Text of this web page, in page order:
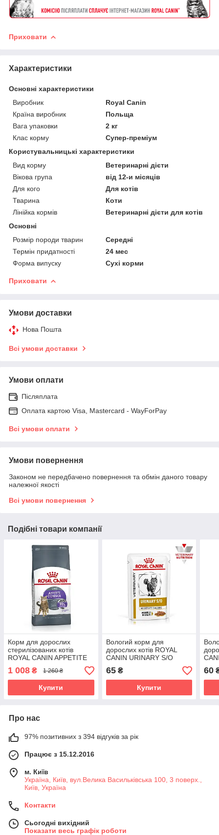
Приховати
Характеристики
Основні характеристики
Виробник
Royal Canin
Країна виробник
Польща
Вага упаковки
2 кг
Клас корму
Супер-преміум
Користувальницькі характеристики
Вид корму
Ветеринарні дієти
Вікова група
від 12-и місяців
Для кого
Для котів
Тварина
Коти
Лінійка кормів
Ветеринарні дієти для котів
Основні
Розмір породи тварин
Середні
Термін придатності
24 мес
Форма випуску
Сухі корми
Приховати
Умови доставки
Нова Пошта
Всі умови доставки
Умови оплати
Післяплата
Оплата картою Visa, Mastercard - WayForPay
Всі умови оплати
Умови повернення
Законом не передбачено повернення та обмін даного товару
належної якості
Всі умови повернення
Подібні товари компанії
Корм для дорослих
стерилізованих котів
ROYAL CANIN APPETITE
1 008 ₴ 1 260 ₴
Купити
Вологий корм для
дорослих котів ROYAL
CANIN URINARY S/O
CAT 0.085 кг
65₴
Купити
60
Про нас
97% позитивних з 394 відгуків за рік
Працює з 15.12.2016
м. Київ
Україна, Київ, вул.Велика Васильківська 100, 3 поверх.,
Київ, Україна
Контакти
Сьогодні вихідний
Показати весь графік роботи